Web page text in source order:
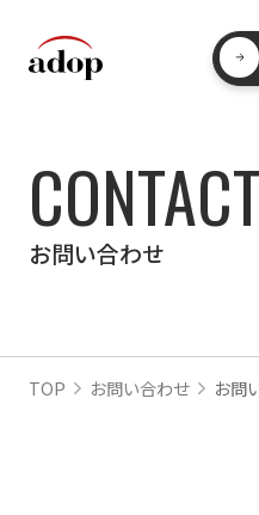
CONTACT
お問い合わせ
TOP お問い合わせ お問